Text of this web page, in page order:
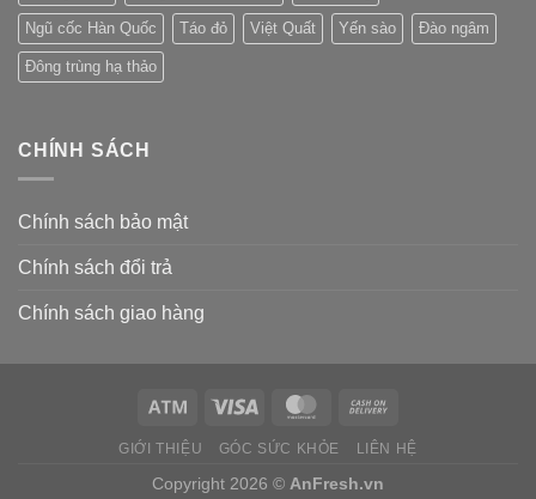
Ngũ cốc Hàn Quốc Táo đỏ Việt Quất Yến sào Đào ngâm
Đông trùng hạ thảo
CHÍNH SÁCH
Chính sách bảo mật
Chính sách đổi trả
Chính sách giao hàng
GIỚI THIỆU GÓC SỨC KHỎE LIÊN HỆ
Copyright 2026 © AnFresh.vn